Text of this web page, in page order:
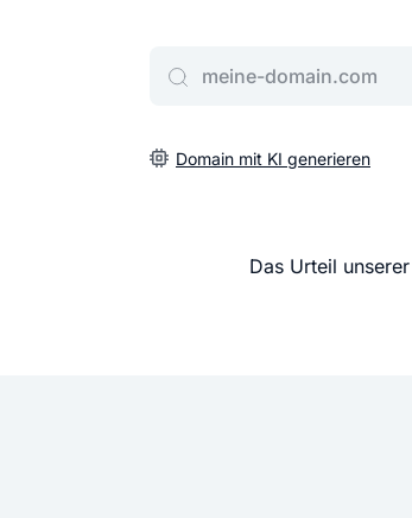
Domain mit KI generieren
Das Urteil